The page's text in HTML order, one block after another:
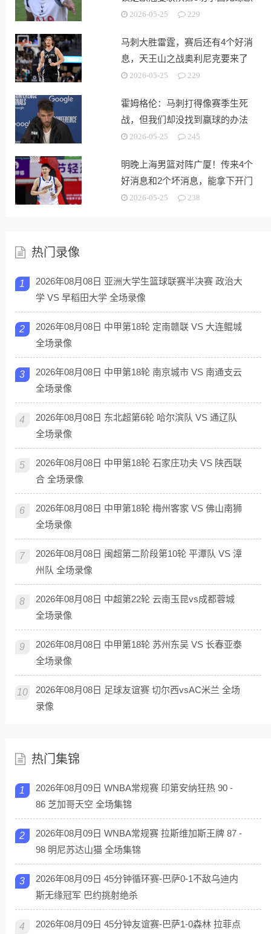
战2026-05-25 229
马刺大胜雷霆，赛后还有4个好消
息，天王山之战奥利尼克要来了
2026-05-25 229
霍姆格伦：马刺打得像赛季生死
战，但我们却没找到赢球的办法
2026-05-25 245
明晚上海男篮对阵广厦！传来4个
好消息和2个坏消息，能拿下开门
红2026-05-25 238
热门录像
1
2026年08月08日 亚洲大学生篮球联赛半决赛 政治大
学 VS 早稻田大学 全场录像
2
2026年08月08日 中甲第18轮 定南赣联 VS 大连鲲城
全场录像
3
2026年08月08日 中甲第18轮 南京城市 VS 南通支云
全场录像
4
2026年08月08日 东北超第6轮 哈尔滨队 VS 通辽队
全场录像
5
2026年08月08日 中甲第18轮 石家庄功夫 VS 陕西联
合 全场录像
6
2026年08月08日 中甲第18轮 梅州客家 VS 佛山南狮
全场录像
7
2026年08月08日 闽超第二阶段第10轮 平潭队 VS 漳
州队 全场录像
8
2026年08月08日 中超第22轮 云南玉昆vs成都蓉城
全场录像
9
2026年08月08日 中甲第18轮 苏州东吴 VS 长春亚泰
全场录像
10
2026年08月08日 足球友谊赛 切尔西vsAC米兰 全场
录像
热门集锦
1
2026年08月09日 WNBA常规赛 印第安纳狂热 90 -
86 芝加哥天空 全场集锦
2
2026年08月09日 WNBA常规赛 拉斯维加斯王牌 87 -
98 明尼苏达山猫 全场集锦
3
2026年08月09日 45分钟循环赛-巴萨0-1不敌乌迪内
斯无缘冠军 巴约挑射绝杀
4
2026年08月09日 45分钟友谊赛-巴萨1-0森林 拉菲点